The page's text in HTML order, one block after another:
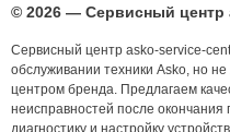
© 2026 — Сервисный центр
Сервисный центр asko-service-
обслуживании техники Asko, но
центром бренда. Предлагаем
неисправностей после окончания
диагностику и настройку